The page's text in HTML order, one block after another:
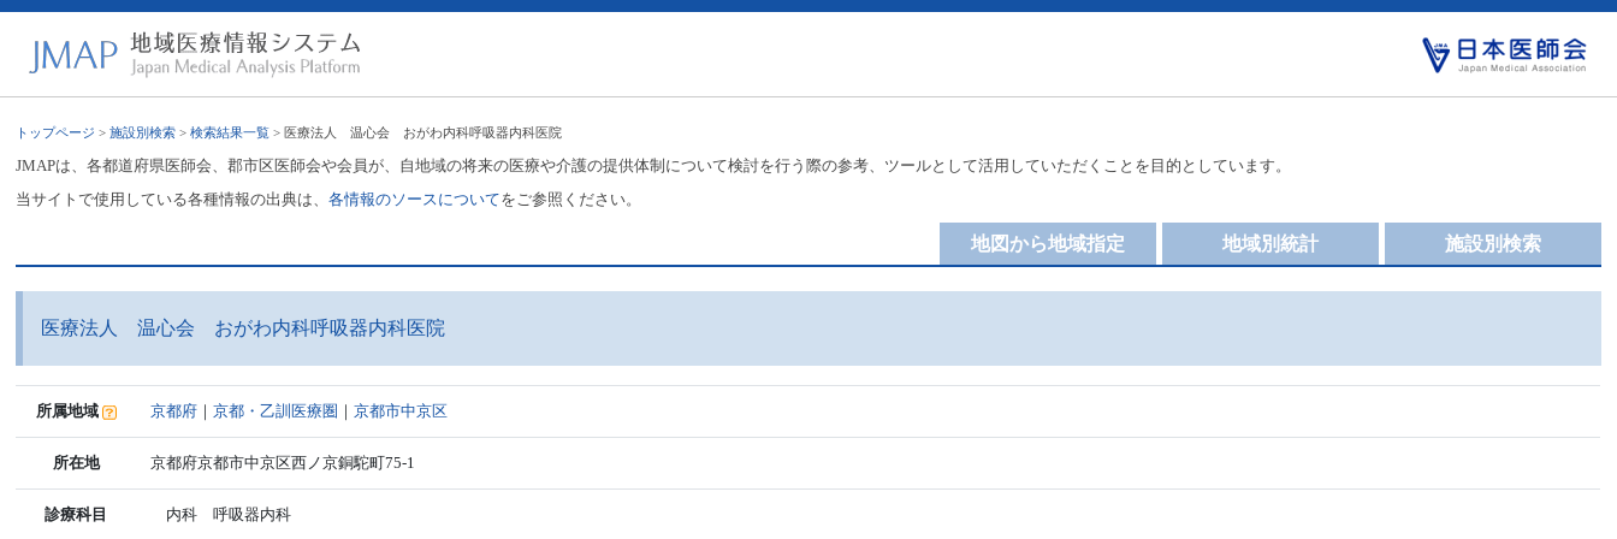
トップページ >施設別検索 >検索結果一覧 > 医療法人 温心会 おがわ内科呼吸器内科医院
JMAPは、各都道府県医師会、郡市区医師会や会員が、自地域の将来の医療や介護の提供体制について検討を行う際の参考、ツールとして活用していただくことを目的としています。
当サイトで使用している各種情報の出典は、各情報のソースについてをご参照ください。
施設別検索
地域別統計
地図から地域指定
医療法人 温心会 おがわ内科呼吸器内科医院
所属地域 京都府 ｜京都・乙訓医療圏 ｜京都市中京区
所在地 京都府京都市中京区西ノ京銅駝町75-1
診療科目 内科 呼吸器内科